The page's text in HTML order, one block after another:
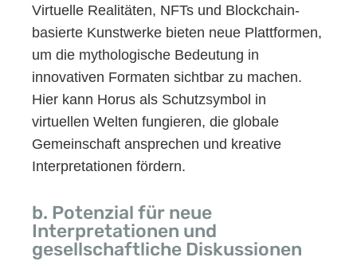
Virtuelle Realitäten, NFTs und Blockchain-
basierte Kunstwerke bieten neue Plattformen,
um die mythologische Bedeutung in
innovativen Formaten sichtbar zu machen.
Hier kann Horus als Schutzsymbol in
virtuellen Welten fungieren, die globale
Gemeinschaft ansprechen und kreative
Interpretationen fördern.
b. Potenzial für neue
Interpretationen und
gesellschaftliche Diskussionen